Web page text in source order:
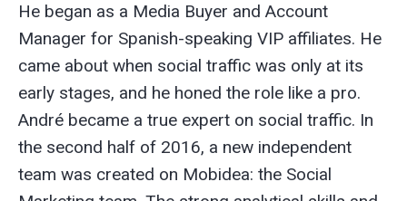
He began as a Media Buyer and Account
Manager for Spanish-speaking VIP affiliates. He
came about when social traffic was only at its
early stages, and he honed the role like a pro.
André became a true expert on social traffic. In
the second half of 2016, a new independent
team was created on Mobidea: the Social